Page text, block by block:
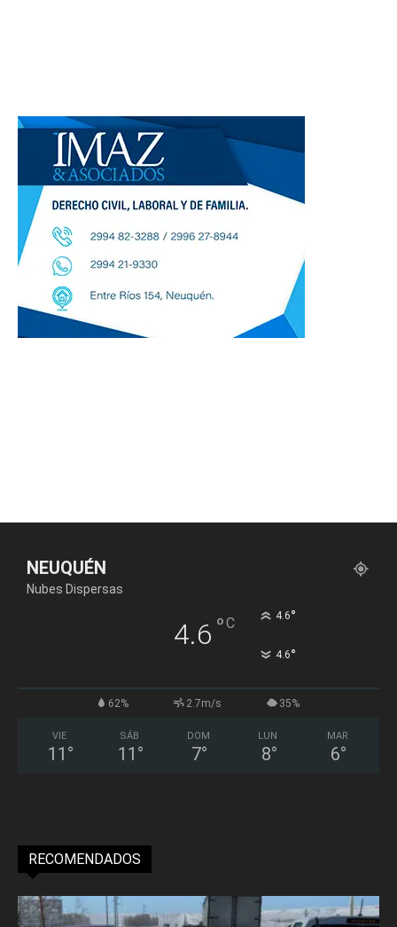
NEUQUÉN
Nubes Dispersas
4.6 °C 4.6°
4.6°
62% 2.7m/s 35%
VIE
11 °
SÁB
11 °
DOM
7°
LUN
8°
MAR
6°
RECOMENDADOS